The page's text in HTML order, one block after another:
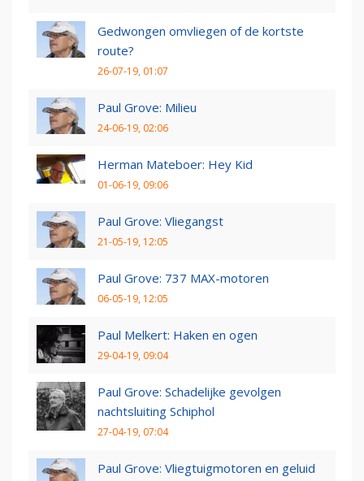
Gedwongen omvliegen of de kortste
route?
26-07-19, 01:07
Paul Grove: Milieu
24-06-19, 02:06
Herman Mateboer: Hey Kid
01-06-19, 09:06
Paul Grove: Vliegangst
21-05-19, 12:05
Paul Grove: 737 MAX-motoren
06-05-19, 12:05
Paul Melkert: Haken en ogen
29-04-19, 09:04
Paul Grove: Schadelijke gevolgen
nachtsluiting Schiphol
27-04-19, 07:04
Paul Grove: Vliegtuigmotoren en geluid